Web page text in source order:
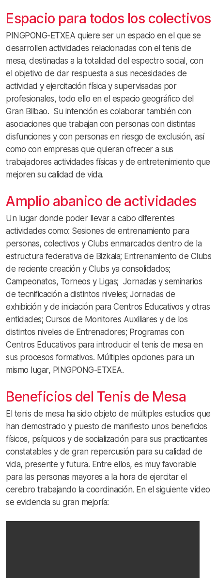
Espacio para todos los colectivos
PINGPONG-ETXEA quiere ser un espacio en el que se
desarrollen actividades relacionadas con el tenis de
mesa, destinadas a la totalidad del espectro social, con
el objetivo de dar respuesta a sus necesidades de
actividad y ejercitación física y supervisadas por
profesionales, todo ello en el espacio geográfico del
Gran Bilbao. Su intención es colaborar también con
asociaciones que trabajan con personas con distintas
disfunciones y con personas en riesgo de exclusión, así
como con empresas que quieran ofrecer a sus
trabajadores actividades físicas y de entretenimiento que
mejoren su calidad de vida.
Amplio abanico de actividades
Un lugar donde poder llevar a cabo diferentes
actividades como: Sesiones de entrenamiento para
personas, colectivos y Clubs enmarcados dentro de la
estructura federativa de Bizkaia; Entrenamiento de Clubs
de reciente creación y Clubs ya consolidados;
Campeonatos, Torneos y Ligas; Jornadas y seminarios
de tecnificación a distintos niveles; Jornadas de
exhibición y de iniciación para Centros Educativos y otras
entidades; Cursos de Monitores Auxiliares y de los
distintos niveles de Entrenadores; Programas con
Centros Educativos para introducir el tenis de mesa en
sus procesos formativos. Múltiples opciones para un
mismo lugar, PINGPONG-ETXEA.
Beneficios del Tenis de Mesa
El tenis de mesa ha sido objeto de múltiples estudios que
han demostrado y puesto de manifiesto unos beneficios
físicos, psíquicos y de socialización para sus practicantes
constatables y de gran repercusión para su calidad de
vida, presente y futura. Entre ellos, es muy favorable
para las personas mayores a la hora de ejercitar el
cerebro trabajando la coordinación. En el siguiente vídeo
se evidencia su gran mejoría: